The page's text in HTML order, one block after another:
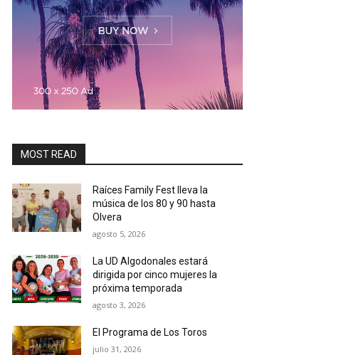
MOST READ
Raíces Family Fest lleva la
música de los 80 y 90 hasta
Olvera
agosto 5, 2026
La UD Algodonales estará
dirigida por cinco mujeres la
próxima temporada
agosto 3, 2026
El Programa de Los Toros
julio 31, 2026